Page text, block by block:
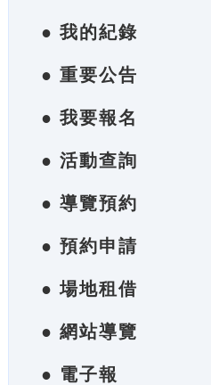
● 我的紀錄
● 重要公告
● 我要報名
● 活動查詢
● 導覽預約
● 預約申請
● 場地租借
● 網站導覽
● 電子報